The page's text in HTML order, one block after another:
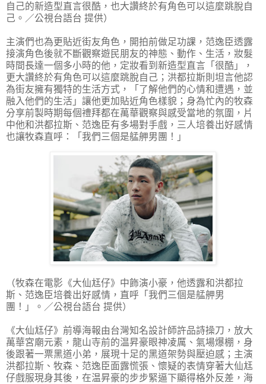
自己的新造型直言很酷，也大讚終於有角色可以這麼跳脫自
己。／公視台語台 提供）
主演們也為更貼近街友角色，開拍前做足功課，范逸臣透露
接演角色後就不斷觀察遊民朋友的神態、動作、生活，妝髮
時間長達一個多小時的他，定妝看到新造型直言「很酷」，
更大讚終於有角色可以這麼跳脫自己；洪都拉斯則坦言他認
為街友擁有獨特的生活方式，「了解他們的心情和遭遇，並
融入他們的生活」讓他更加貼近角色樣貌；身為忙內的牧森
分享前製時期每個禮拜都在萬華觀察與感受當地的氛圍，片
中他和洪都拉斯、范逸臣有多場對手戲，三人培養出好感情
也讓牧森直呼：「我們三個是艋舺男團！」
（牧森在電影《大仙尪仔》中飾演小豪，他透露和洪都拉
斯、范逸臣培養出好感情，直呼「我們三個是艋舺男
團！」。／公視台語台 提供）
《大仙尪仔》前導海報由台灣知名設計師許品詩操刀，放大
萬華宮廟元素，龍山寺前的温昇豪眼神凌厲、氣場爆棚，身
後跟著一票黑道小弟，展現十足的黑道架勢與壓迫感；主演
洪都拉斯、牧森、范逸臣面露慌張、懷疑的表情穿著大仙尪
仔戲服現身其後，在温昇豪的步步緊逼下顯得格外反差，海